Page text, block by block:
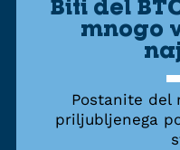
Biti del
mnogo
Postanite del
priljubljenega